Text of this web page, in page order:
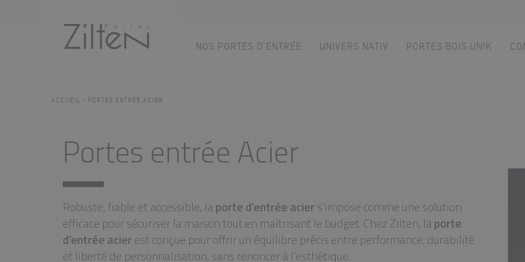
NOS PORTES D’ENTRÉE
Porte d’entrée
Porte de service
Porte d'entrée sur-mesure
UNIVERS NATIV PORTES BOIS UNIK
Savoir-faire
Design
ACCUEIL » PORTES ENTRÉE ACIER
Portes entrée Acier
Robuste, fiable et accessible, laporte d’entrée aciers’impose comme une solution
efficace pour sécuriser la maison tout en maîtrisant le budget. Chez Zilten, laporte
d’entrée acierest conçue pour offrir un équilibre précis entre performance, durabilité
et liberté de personnalisation, sans renoncer à l’esthétique.